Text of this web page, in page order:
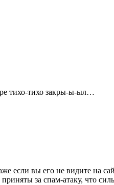
тихо-тихо закры-ы-ыл…
если вы его не видите на
за спам-атаку, что